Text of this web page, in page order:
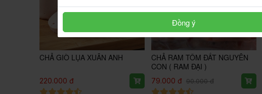
CHẢ GIÒ LỤA XUÂN ANH
220.000 đ
CHẢ RAM TÔM ĐẤT NGUYÊN
CON ( RAM ĐẠI )
79.000 đ 90.000 đ
Đồng ý